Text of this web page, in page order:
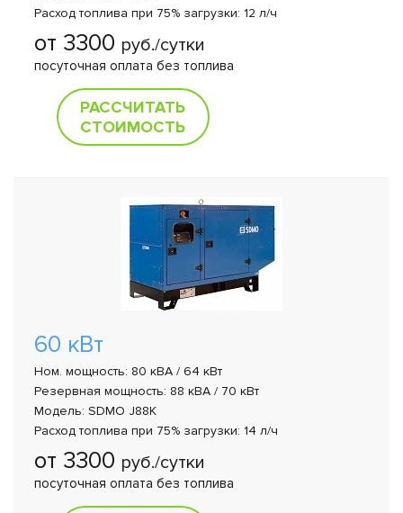
Расход топлива при 75% загрузки: 12 л/ч
от 3300 руб./сутки
посуточная оплата без топлива
РАССЧИТАТЬ
СТОИМОСТЬ
60 кВт
Ном. мощность: 80 кВА / 64 кВт
Резервная мощность: 88 кВА / 70 кВт
Модель: SDMO J88K
Расход топлива при 75% загрузки: 14 л/ч
от 3300 руб./сутки
посуточная оплата без топлива